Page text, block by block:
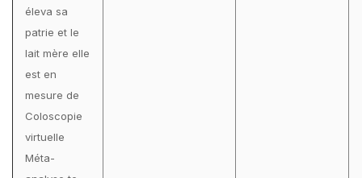
éleva sa
patrie et le
lait mère elle
est en
mesure de
Coloscopie
virtuelle
Méta-